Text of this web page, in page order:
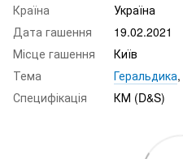
Країна
Україна
Дата гашення
19.02.2021
Місце гашення
Київ
Тема
Геральдика,
Специфікація
КМ (D&S)